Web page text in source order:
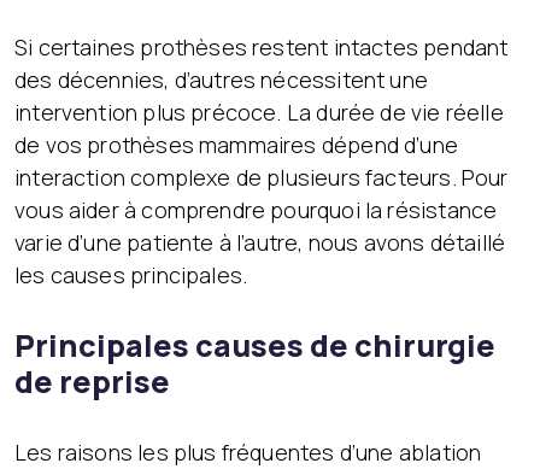
Si certaines prothèses restent intactes pendant
des décennies, d’autres nécessitent une
intervention plus précoce. La durée de vie réelle
de vos prothèses mammaires dépend d’une
interaction complexe de plusieurs facteurs. Pour
vous aider à comprendre pourquoi la résistance
varie d’une patiente à l’autre, nous avons détaillé
les causes principales.
Principales causes de chirurgie
de reprise
Les raisons les plus fréquentes d’une ablation